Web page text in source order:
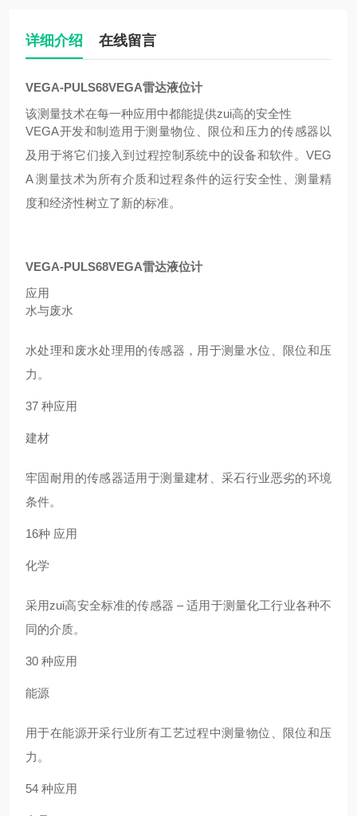
详细介绍 在线留言
VEGA-PULS68VEGA雷达液位计
该测量技术在每一种应用中都能提供zui高的安全性
VEGA开发和制造用于测量物位、限位和压力的传感器以
及用于将它们接入到过程控制系统中的设备和软件。VEG
A 测量技术为所有介质和过程条件的运行安全性、测量精
度和经济性树立了新的标准。
VEGA-PULS68VEGA雷达液位计
应用
水与废水
水处理和废水处理用的传感器，用于测量水位、限位和压
力。
37 种应用
建材
牢固耐用的传感器适用于测量建材、采石行业恶劣的环境
条件。
16种 应用
化学
采用zui高安全标准的传感器 – 适用于测量化工行业各种不
同的介质。
30 种应用
能源
用于在能源开采行业所有工艺过程中测量物位、限位和压
力。
54 种应用